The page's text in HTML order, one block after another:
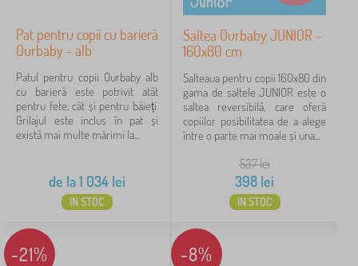
Pat pentru copii cu barieră
Ourbaby - alb
Patul pentru copii Ourbaby alb
cu barieră este potrivit atât
pentru fete, cât și pentru băieți.
Grilajul este inclus în pat și
există mai multe mărimi la...
de la1 034 lei
IN STOC
Saltea Ourbaby JUNIOR -
160x80 cm
Salteaua pentru copii 160x80 din
gama de saltele JUNIOR este o
saltea reversibilă, care oferă
copiilor posibilitatea de a alege
între o parte mai moale și una...
537lei
398 lei
IN STOC
-21% -8%